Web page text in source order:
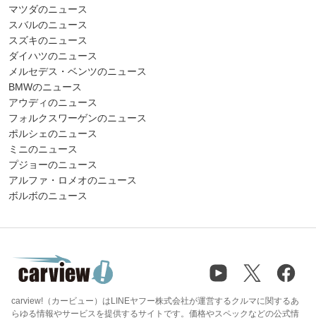
マツダのニュース
スバルのニュース
スズキのニュース
ダイハツのニュース
メルセデス・ベンツのニュース
BMWのニュース
アウディのニュース
フォルクスワーゲンのニュース
ポルシェのニュース
ミニのニュース
プジョーのニュース
アルファ・ロメオのニュース
ボルボのニュース
carview!（カービュー）はLINEヤフー株式会社が運営するクルマに関するあ
らゆる情報やサービスを提供するサイトです。価格やスペックなどの公式情